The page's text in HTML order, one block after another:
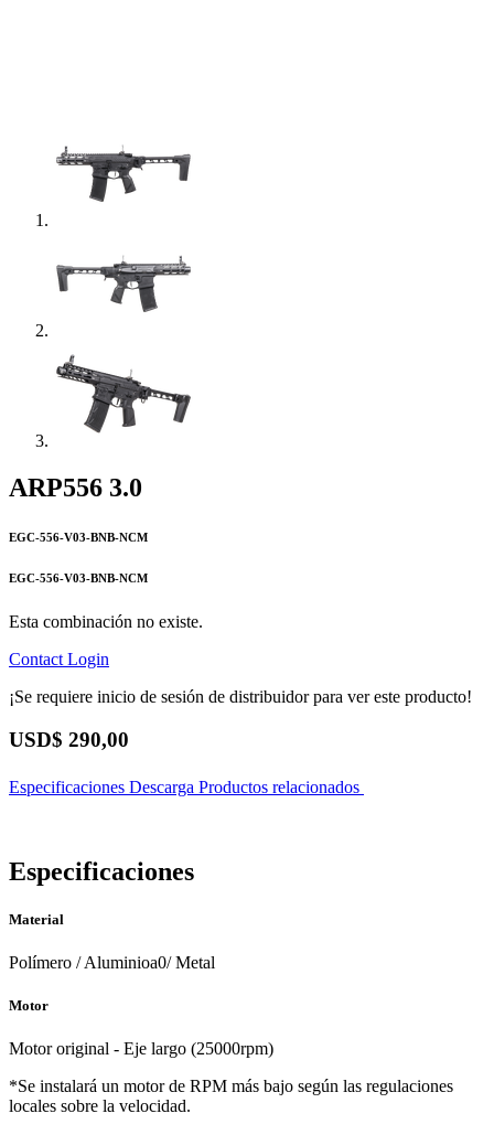
ARP556 3.0
EGC-556-V03-BNB-NCM
EGC-556-V03-BNB-NCM
Esta combinación no existe.
Contact Login
¡Se requiere inicio de sesión de distribuidor para ver este producto!
USD$ 290,00
Especificaciones Descarga Productos relacionados
Especificaciones
Material
Polímero / Aluminioa0/ Metal
Motor
Motor original - Eje largo (25000rpm)
*Se instalará un motor de RPM más bajo según las regulaciones
locales sobre la velocidad.